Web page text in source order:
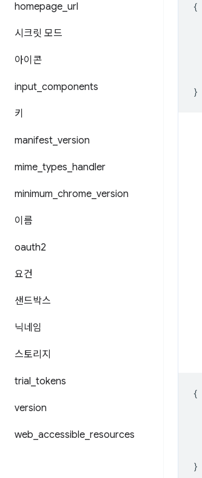
homepage url
시크릿 모드
아이콘
input components
키
manifest version
mime types handler
minimum chrome version
이름
oauth2
요건
샌드박스
닉네임
스토리지
trial tokens
version
web accessible resources
{
}
{
}